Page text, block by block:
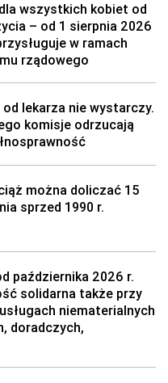
wszystkich kobiet od
– od 1 sierpnia 2026
w ramach
rządowego
lekarza nie wystarczy.
komisje odrzucają
można doliczać 15
sprzed 1990 r.
października 2026 r.
solidarna także przy
niematerialnych
doradczych,